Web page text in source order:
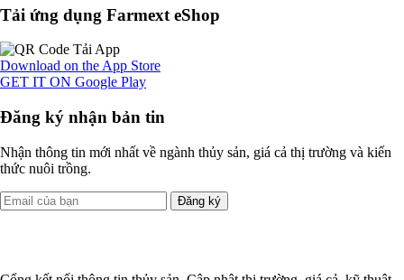
Tải ứng dụng Farmext eShop
Download on theApp Store
GET IT ON Google Play
Đăng ký nhận bản tin
Nhận thông tin mới nhất về ngành thủy sản, giá cả thị trường và kiến
thức nuôi trồng.
Đăng ký